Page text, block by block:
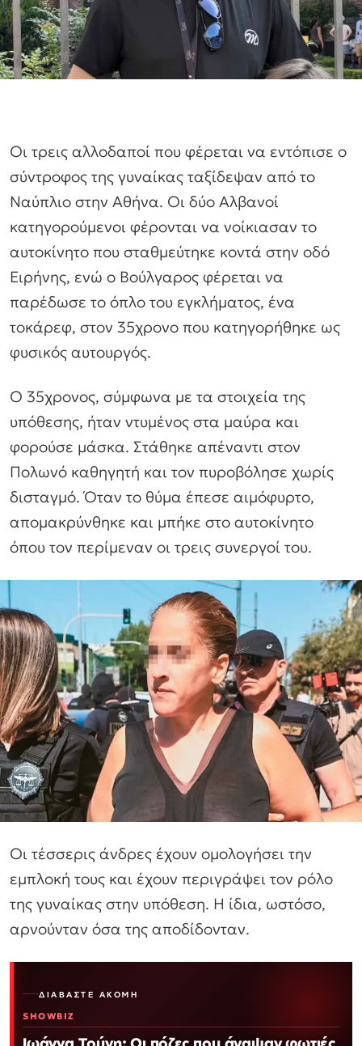
Οι τρεις αλλοδαποί που φέρεται να εντόπισε ο
σύντροφος της γυναίκας ταξίδεψαν από το
Ναύπλιο στην Αθήνα. Οι δύο Αλβανοί
κατηγορούμενοι φέρονται να νοίκιασαν το
αυτοκίνητο που σταθμεύτηκε κοντά στην οδό
Ειρήνης, ενώ ο Βούλγαρος φέρεται να
παρέδωσε το όπλο του εγκλήματος, ένα
τοκάρεφ, στον 35χρονο που κατηγορήθηκε ως
φυσικός αυτουργός.
Ο 35χρονος, σύμφωνα με τα στοιχεία της
υπόθεσης, ήταν ντυμένος στα μαύρα και
φορούσε μάσκα. Στάθηκε απέναντι στον
Πολωνό καθηγητή και τον πυροβόλησε χωρίς
δισταγμό. Όταν το θύμα έπεσε αιμόφυρτο,
απομακρύνθηκε και μπήκε στο αυτοκίνητο
όπου τον περίμεναν οι τρεις συνεργοί του.
Οι τέσσερις άνδρες έχουν ομολογήσει την
εμπλοκή τους και έχουν περιγράψει τον ρόλο
της γυναίκας στην υπόθεση. Η ίδια, ωστόσο,
αρνούνταν όσα της αποδίδονταν.
ΔΙΑΒΆΣΤΕ ΑΚΌΜΗ
SHOWBIZ
Ιωάννα Τούνη: Οι πόζες που άναψαν φωτιές